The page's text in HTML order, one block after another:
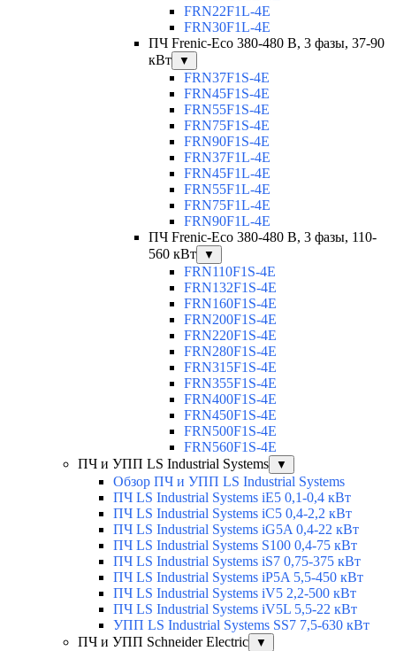
FRN22F1L-4E
FRN30F1L-4E
ПЧ Frenic-Eco 380-480 В, 3 фазы, 37-90
кВт
▼
FRN37F1S-4E
FRN45F1S-4E
FRN55F1S-4E
FRN75F1S-4E
FRN90F1S-4E
FRN37F1L-4E
FRN45F1L-4E
FRN55F1L-4E
FRN75F1L-4E
FRN90F1L-4E
ПЧ Frenic-Eco 380-480 В, 3 фазы, 110-
560 кВт
▼
FRN110F1S-4E
FRN132F1S-4E
FRN160F1S-4E
FRN200F1S-4E
FRN220F1S-4E
FRN280F1S-4E
FRN315F1S-4E
FRN355F1S-4E
FRN400F1S-4E
FRN450F1S-4E
FRN500F1S-4E
FRN560F1S-4E
ПЧ и УПП LS Industrial Systems
▼
Обзор ПЧ и УПП LS Industrial Systems
ПЧ LS Industrial Systems iE5 0,1-0,4 кВт
ПЧ LS Industrial Systems iC5 0,4-2,2 кВт
ПЧ LS Industrial Systems iG5A 0,4-22 кВт
ПЧ LS Industrial Systems S100 0,4-75 кВт
ПЧ LS Industrial Systems iS7 0,75-375 кВт
ПЧ LS Industrial Systems iP5A 5,5-450 кВт
ПЧ LS Industrial Systems iV5 2,2-500 кВт
ПЧ LS Industrial Systems iV5L 5,5-22 кВт
УПП LS Industrial Systems SS7 7,5-630 кВт
ПЧ и УПП Schneider Electric
▼